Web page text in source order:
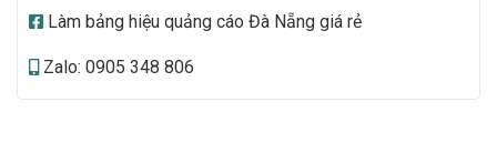
Làm bảng hiệu quảng cáo Đà Nẵng giá rẻ
Zalo: 0905 348 806